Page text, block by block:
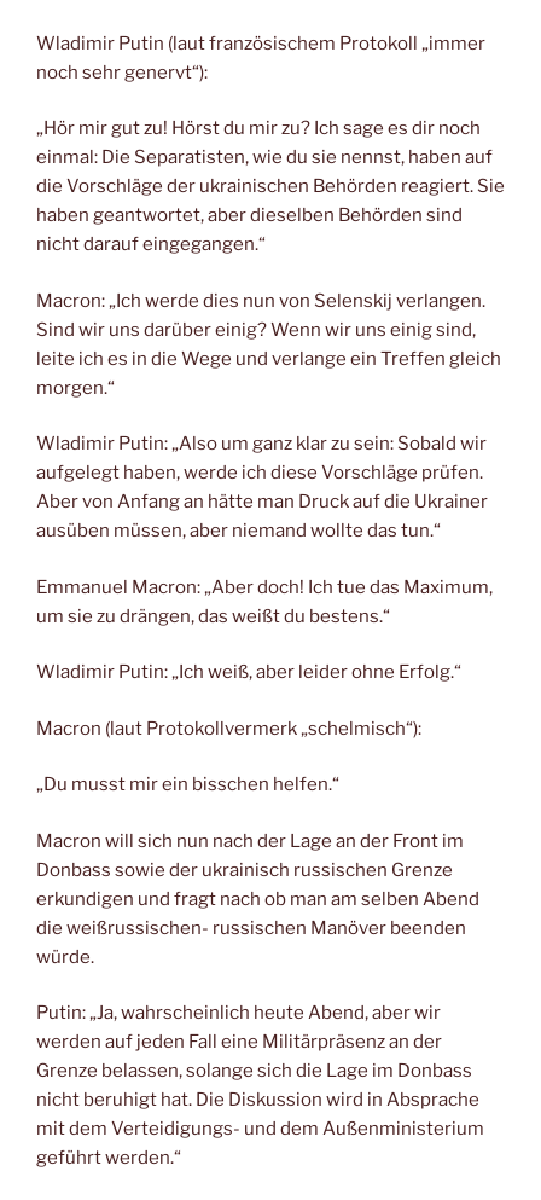
Wladimir Putin (laut französischem Protokoll „immer
noch sehr genervt“):
„Hör mir gut zu! Hörst du mir zu? Ich sage es dir noch
einmal: Die Separatisten, wie du sie nennst, haben auf
die Vorschläge der ukrainischen Behörden reagiert. Sie
haben geantwortet, aber dieselben Behörden sind
nicht darauf eingegangen.“
Macron: „Ich werde dies nun von Selenskij verlangen.
Sind wir uns darüber einig? Wenn wir uns einig sind,
leite ich es in die Wege und verlange ein Treffen gleich
morgen.“
Wladimir Putin: „Also um ganz klar zu sein: Sobald wir
aufgelegt haben, werde ich diese Vorschläge prüfen.
Aber von Anfang an hätte man Druck auf die Ukrainer
ausüben müssen, aber niemand wollte das tun.“
Emmanuel Macron: „Aber doch! Ich tue das Maximum,
um sie zu drängen, das weißt du bestens.“
Wladimir Putin: „Ich weiß, aber leider ohne Erfolg.“
Macron (laut Protokollvermerk „schelmisch“):
„Du musst mir ein bisschen helfen.“
Macron will sich nun nach der Lage an der Front im
Donbass sowie der ukrainisch russischen Grenze
erkundigen und fragt nach ob man am selben Abend
die weißrussischen- russischen Manöver beenden
würde.
Putin: „Ja, wahrscheinlich heute Abend, aber wir
werden auf jeden Fall eine Militärpräsenz an der
Grenze belassen, solange sich die Lage im Donbass
nicht beruhigt hat. Die Diskussion wird in Absprache
mit dem Verteidigungs- und dem Außenministerium
geführt werden.“